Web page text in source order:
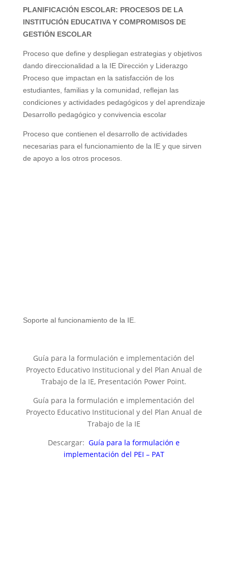
V
i
d
e
o
PLANIFICACIÓN ESCOLAR: PROCESOS DE LA
INSTITUCIÓN EDUCATIVA Y COMPROMISOS DE
GESTIÓN ESCOLAR
Proceso que define y despliegan estrategias y objetivos
dando direccionalidad a la IE Dirección y Liderazgo
Proceso que impactan en la satisfacción de los
estudiantes, familias y la comunidad, reflejan las
condiciones y actividades pedagógicos y del aprendizaje
Desarrollo pedagógico y convivencia escolar
Proceso que contienen el desarrollo de actividades
necesarias para el funcionamiento de la IE y que sirven
de apoyo a los otros procesos.
Soporte al funcionamiento de la IE.
Guía para la formulación e implementación del
Proyecto Educativo Institucional y del Plan Anual de
Trabajo de la IE, Presentación Power Point.
Guía para la formulación e implementación del
Proyecto Educativo Institucional y del Plan Anual de
Trabajo de la IE
Descargar: Guía para la formulación e
implementación del PEI – PAT